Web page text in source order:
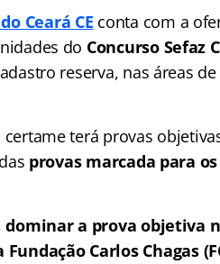
Ceará CE conta com a
do Concurso Sefaz
reserva, nas áreas de
certame terá provas
provas marcada para os
dominar a prova objetiva
Carlos Chagas